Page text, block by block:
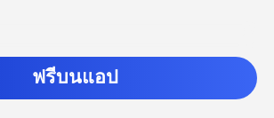
มตัวเธอ ใช้เครื่
ฟรีบนแอป